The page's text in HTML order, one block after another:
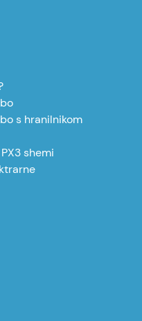
s hranilnikom
shemi